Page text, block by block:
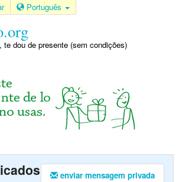
Português
te dou de presente (sem condições)
enviar mensagem privada